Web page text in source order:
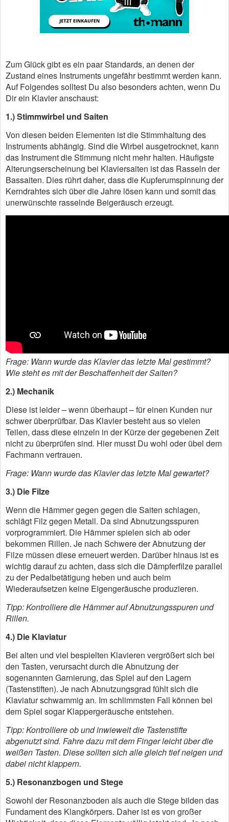
Zum Glück gibt es ein paar Standards, an denen der
Zustand eines Instruments ungefähr bestimmt werden kann.
Auf Folgendes solltest Du also besonders achten, wenn Du
Dir ein Klavier anschaust:
1.) Stimmwirbel und Saiten
Von diesen beiden Elementen ist die Stimmhaltung des
Instruments abhängig. Sind die Wirbel ausgetrocknet, kann
das Instrument die Stimmung nicht mehr halten. Häufigste
Alterungserscheinung bei Klaviersaiten ist das Rasseln der
Bassaiten. Dies rührt daher, dass die Kupferumspinnung der
Kerndrahtes sich über die Jahre lösen kann und somit das
unerwünschte rasselnde Beigeräusch erzeugt.
Frage: Wann wurde das Klavier das letzte Mal gestimmt?
Wie steht es mit der Beschaffenheit der Saiten?
2.) Mechanik
Diese ist leider – wenn überhaupt – für einen Kunden nur
schwer überprüfbar. Das Klavier besteht aus so vielen
Teilen, dass diese einzeln in der Kürze der gegebenen Zeit
nicht zu überprüfen sind. Hier musst Du wohl oder übel dem
Fachmann vertrauen.
Frage: Wann wurde das Klavier das letzte Mal gewartet?
3.) Die Filze
Wenn die Hämmer gegen gegen die Saiten schlagen,
schlägt Filz gegen Metall. Da sind Abnutzungsspuren
vorprogrammiert. Die Hämmer spielen sich ab oder
bekommen Rillen. Je nach Schwere der Abnutzung der
Filze müssen diese erneuert werden. Darüber hinaus ist es
wichtig darauf zu achten, dass sich die Dämpferfilze parallel
zu der Pedalbetätigung heben und auch beim
Wiederaufsetzen keine Eigengeräusche produzieren.
Tipp: Kontrolliere die Hämmer auf Abnutzungsspuren und
Rillen.
4.) Die Klaviatur
Bei alten und viel bespielten Klavieren vergrößert sich bei
den Tasten, verursacht durch die Abnutzung der
sogenannten Garnierung, das Spiel auf den Lagern
(Tastenstiften). Je nach Abnutzungsgrad fühlt sich die
Klaviatur schwammig an. Im schlimmsten Fall können bei
dem Spiel sogar Klappergeräusche entstehen.
Tipp: Kontrolliere ob und inwieweit die Tastenstifte
abgenutzt sind. Fahre dazu mit dem Finger leicht über die
weißen Tasten. Diese sollten sich alle gleich tief neigen und
dabei nicht klappern.
5.) Resonanzbogen und Stege
Sowohl der Resonanzboden als auch die Stege bilden das
Fundament des Klangkörpers. Daher ist es von großer